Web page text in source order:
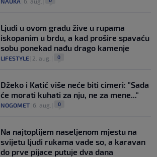
Ljudi u ovom gradu žive u rupama
iskopanim u brdu, a kad prošire spavaću
sobu ponekad nađu drago kamenje
LIFESTYLE 2. aug. 0
Džeko i Katić više neće biti cimeri: "Sada
će morati kuhati za nju, ne za mene..."
NOGOMET 6. aug. 0
Na najtoplijem naseljenom mjestu na
svijetu ljudi rukama vade so, a karavan
do prve pijace putuje dva dana